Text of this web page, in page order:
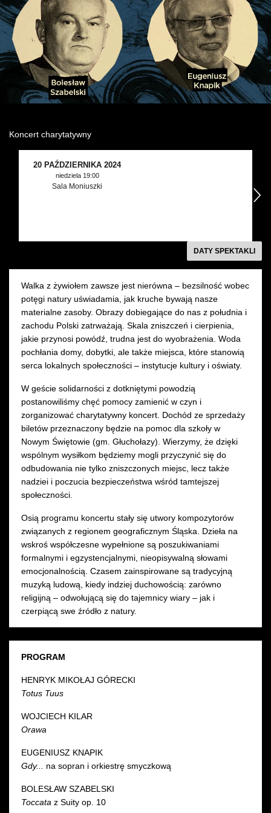
Wynajem kostiumów
Wynajem rekwizytów
Fundusze unijne
Dotacje celowe
Koncert charytatywny
20 PAŹDZIERNIKA 2024
niedziela 19:00
Sala Moniuszki
DATY SPEKTAKLI
Walka z żywiołem zawsze jest nierówna – bezsilność wobec
potęgi natury uświadamia, jak kruche bywają nasze
materialne zasoby. Obrazy dobiegające do nas z południa i
zachodu Polski zatrważają. Skala zniszczeń i cierpienia,
jakie przynosi powódź, trudna jest do wyobrażenia. Woda
pochłania domy, dobytki, ale także miejsca, które stanowią
serca lokalnych społeczności – instytucje kultury i oświaty.
W geście solidarności z dotkniętymi powodzią
postanowiliśmy chęć pomocy zamienić w czyn i
zorganizować charytatywny koncert. Dochód ze sprzedaży
biletów przeznaczony będzie na pomoc dla szkoły w
Nowym Świętowie (gm. Głuchołazy). Wierzymy, że dzięki
wspólnym wysiłkom będziemy mogli przyczynić się do
odbudowania nie tylko zniszczonych miejsc, lecz także
nadziei i poczucia bezpieczeństwa wśród tamtejszej
społeczności.
Osią programu koncertu stały się utwory kompozytorów
związanych z regionem geograficznym Śląska. Dzieła na
wskroś współczesne wypełnione są poszukiwaniami
formalnymi i egzystencjalnymi, nieopisywalną słowami
emocjonalnością. Czasem zainspirowane są tradycyjną
muzyką ludową, kiedy indziej duchowością: zarówno
religijną – odwołującą się do tajemnicy wiary – jak i
czerpiącą swe źródło z natury.
PROGRAM
HENRYK MIKOŁAJ GÓRECKI
Totus Tuus
WOJCIECH KILAR
Orawa
EUGENIUSZ KNAPIK
Gdy... na sopran i orkiestrę smyczkową
BOLESŁAW SZABELSKI
Toccata z Suity op. 10